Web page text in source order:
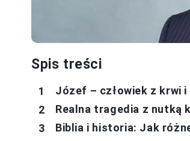
Spis treści
Józef – człowiek z krwi
Realna tragedia z nutką
Biblia i historia: Jak